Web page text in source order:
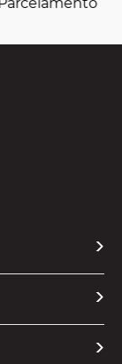
juros